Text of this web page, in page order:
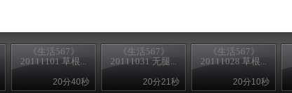
《生活567》
20111101 草根...
20分40秒
《生活567》
20111031 无腿...
20分21秒
《生活567》
20111028 草根...
20分10秒